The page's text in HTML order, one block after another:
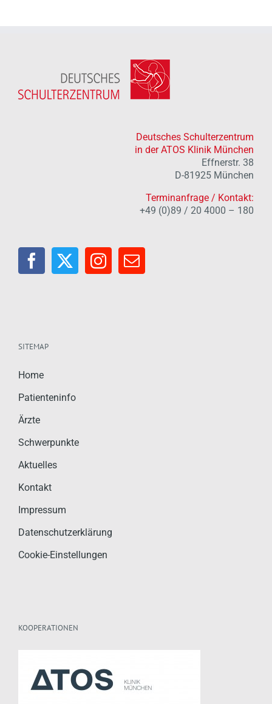
Deutsches Schulterzentrum
in der ATOS Klinik München
Effnerstr. 38
D-81925 München
Terminanfrage / Kontakt:
+49 (0)89 / 20 4000 – 180
SITEMAP
Home
Patienteninfo
Ärzte
Schwerpunkte
Aktuelles
Kontakt
Impressum
Datenschutzerklärung
Cookie-Einstellungen
KOOPERATIONEN